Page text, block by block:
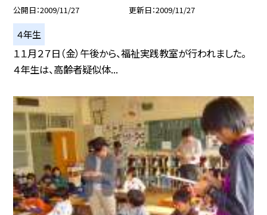
公開日 2009/11/27 更新日 2009/11/27
４年生
１１月２７日（金）午後から、福祉実践教室が行われました。
４年生は、高齢者疑似体...